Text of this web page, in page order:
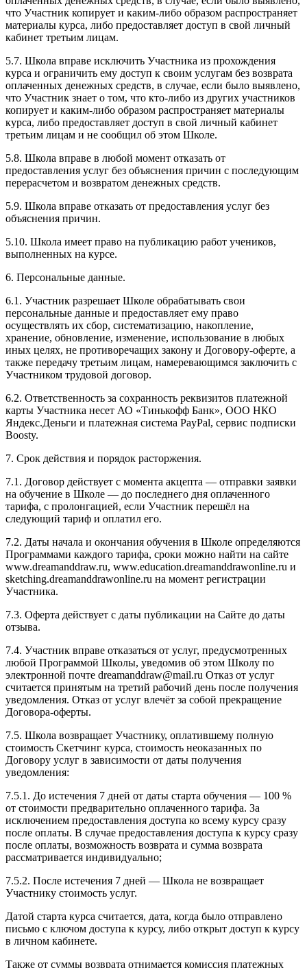
что Участник копирует и каким-либо образом распространяет
материалы курса, либо предоставляет доступ в свой личный
кабинет третьим лицам.
5.7. Школа вправе исключить Участника из прохождения
курса и ограничить ему доступ к своим услугам без возврата
оплаченных денежных средств, в случае, если было выявлено,
что Участник знает о том, что кто-либо из других участников
копирует и каким-либо образом распространяет материалы
курса, либо предоставляет доступ в свой личный кабинет
третьим лицам и не сообщил об этом Школе.
5.8. Школа вправе в любой момент отказать от
предоставления услуг без объяснения причин с последующим
перерасчетом и возвратом денежных средств.
5.9. Школа вправе отказать от предоставления услуг без
объяснения причин.
5.10. Школа имеет право на публикацию работ учеников,
выполненных на курсе.
6. Персональные данные.
6.1. Участник разрешает Школе обрабатывать свои
персональные данные и предоставляет ему право
осуществлять их сбор, систематизацию, накопление,
хранение, обновление, изменение, использование в любых
иных целях, не противоречащих закону и Договору-оферте, а
также передачу третьим лицам, намеревающимся заключить с
Участником трудовой договор.
6.2. Ответственность за сохранность реквизитов платежной
карты Участника несет АО «Тинькофф Банк», ООО НКО
Яндекс.Деньги и платежная система PayPal, сервис подписки
Boosty.
7. Срок действия и порядок расторжения.
7.1. Договор действует с момента акцепта — отправки заявки
на обучение в Школе — до последнего дня оплаченного
тарифа, с пролонгацией, если Участник перешёл на
следующий тариф и оплатил его.
7.2. Даты начала и окончания обучения в Школе определяются
Программами каждого тарифа, сроки можно найти на сайте
www.dreamanddraw.ru, www.education.dreamanddrawonline.ru и
sketching.dreamanddrawonline.ru на момент регистрации
Участника.
7.3. Оферта действует с даты публикации на Сайте до даты
отзыва.
7.4. Участник вправе отказаться от услуг, предусмотренных
любой Программой Школы, уведомив об этом Школу по
электронной почте dreamanddraw@mail.ru Отказ от услуг
считается принятым на третий рабочий день после получения
уведомления. Отказ от услуг влечёт за собой прекращение
Договора-оферты.
7.5. Школа возвращает Участнику, оплатившему полную
стоимость Скетчинг курса, стоимость неоказанных по
Договору услуг в зависимости от даты получения
уведомления:
7.5.1. До истечения 7 дней от даты старта обучения — 100 %
от стоимости предварительно оплаченного тарифа. За
исключением предоставления доступа ко всему курсу сразу
после оплаты. В случае предоставления доступа к курсу сразу
после оплаты, возможность возврата и сумма возврата
рассматривается индивидуально;
7.5.2. После истечения 7 дней — Школа не возвращает
Участнику стоимость услуг.
Датой старта курса считается, дата, когда было отправлено
письмо с ключом доступа к курсу, либо открыт доступ к курсу
в личном кабинете.
Также от суммы возврата отнимается комиссия платежных